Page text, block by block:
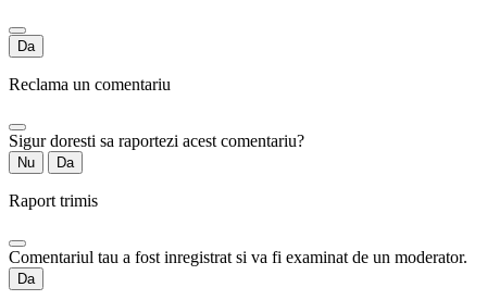
Da
Reclama un comentariu
Sigur doresti sa raportezi acest comentariu?
Nu Da
Raport trimis
Comentariul tau a fost inregistrat si va fi examinat de un moderator.
Da